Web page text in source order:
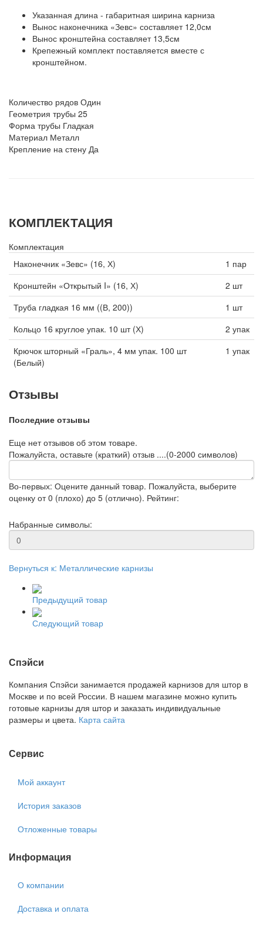
Указанная длина - габаритная ширина карниза
Вынос наконечника «Зевс» составляет 12,0см
Вынос кронштейна составляет 13,5см
Крепежный комплект поставляется вместе с
кронштейном.
Количество рядов Один
Геометрия трубы 25
Форма трубы Гладкая
Материал Металл
Крепление на стену Да
КОМПЛЕКТАЦИЯ
Комплектация
Наконечник «Зевс» (16, Х)
1 пар
Кронштейн «Открытый I» (16, Х)
2 шт
Труба гладкая 16 мм ((В, 200))
1 шт
Кольцо 16 круглое упак. 10 шт (Х)
2 упак
Крючок шторный «Граль», 4 мм упак. 100 шт
(Белый)
1 упак
Отзывы
Последние отзывы
Еще нет отзывов об этом товаре.
Пожалуйста, оставьте (краткий) отзыв ....(0-2000 символов)
Во-первых: Оцените данный товар. Пожалуйста, выберите
оценку от 0 (плохо) до 5 (отлично). Рейтинг:
Набранные символы:
Вернуться к: Металлические карнизы
Предыдущий товар
Следующий товар
Спэйси
Компания Спэйси занимается продажей карнизов для штор в
Москве и по всей России. В нашем магазине можно купить
готовые карнизы для штор и заказать индивидуальные
размеры и цвета. Карта сайта
Сервис
Мой аккаунт
История заказов
Отложенные товары
Информация
О компании
Доставка и оплата